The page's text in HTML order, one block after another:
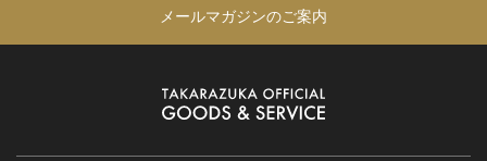
メールマガジンのご案内